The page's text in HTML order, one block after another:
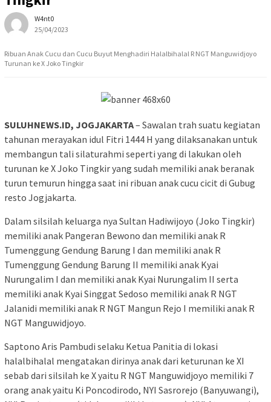
W4nt0
25/04/2023
Ribuan Anak Cucu dan Cucu Buyut Menghadiri Halalbihalal R NGT Manguwidjoyo
Turunan ke X Joko Tingkir
SULUHNEWS.ID, JOGJAKARTA– Sawalan trah suatu kegiatan
tahunan merayakan idul Fitri 1444 H yang dilaksanakan untuk
membangun tali silaturahmi seperti yang di lakukan oleh
turunan ke X Joko Tingkir yang sudah memiliki anak beranak
turun temurun hingga saat ini ribuan anak cucu cicit di Gubug
resto Jogjakarta.
Dalam silsilah keluarga nya Sultan Hadiwijoyo (Joko Tingkir)
memiliki anak Pangeran Bewono dan memiliki anak R
Tumenggung Gendung Barung I dan memiliki anak R
Tumenggung Gendung Barung II memiliki anak Kyai
Nurungalim I dan memiliki anak Kyai Nurungalim II serta
memiliki anak Kyai Singgat Sedoso memiliki anak R NGT
Jalanidi memiliki anak R NGT Mangun Rejo I memiliki anak R
NGT Manguwidjoyo.
Saptono Aris Pambudi selaku Ketua Panitia di lokasi
halalbihalal mengatakan dirinya anak dari keturunan ke XI
sebab dari silsilah ke X yaitu R NGT Manguwidjoyo memiliki 7
orang anak yaitu Ki Poncodirodo, NYI Sasrorejo (Banyuwangi),